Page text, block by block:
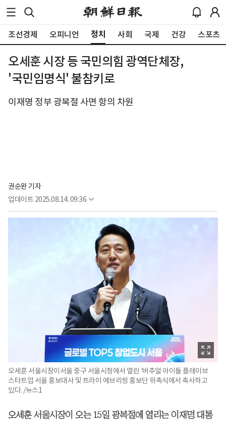
조선경제 오피니언 정치 사회 국제 건강 스포츠
오세훈 시장 등 국민의힘 광역단체장,
'국민임명식' 불참키로
이재명 정부 광복절 사면 항의 차원
권순완 기자
업데이트 2025.08.14. 09:36
오세훈 서울시장이서울 중구 서울시청에서 열린 '버추얼 아이돌 플레이브
스타트업 서울 홍보대사 및 트라이 에브리씽 홍보단 위촉식에서 축사하고
있다. /뉴스1
오세훈 서울시장이 오는 15일 광복절에 열리는 이재명 대통